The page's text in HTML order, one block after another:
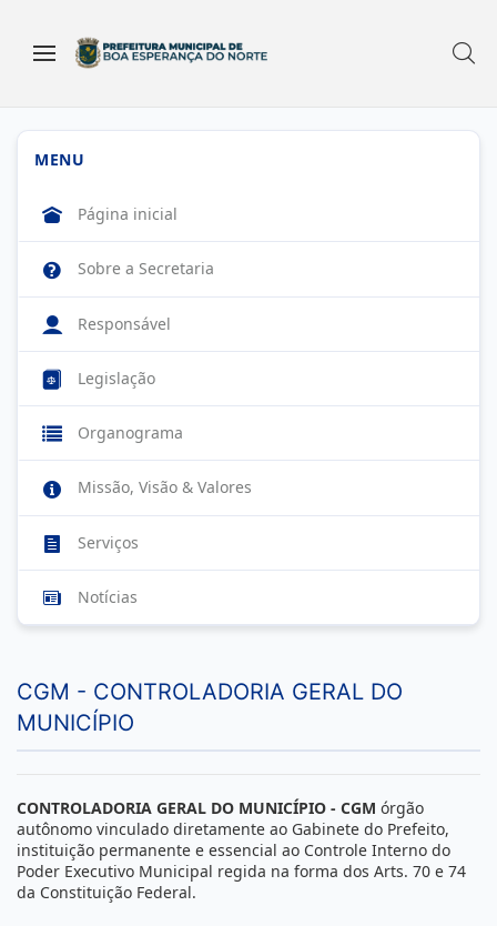
MENU
Página inicial
Sobre a Secretaria
Responsável
Legislação
Organograma
Missão, Visão & Valores
Serviços
Notícias
CGM - CONTROLADORIA GERAL DO
MUNICÍPIO
CONTROLADORIA GERAL DO MUNICÍPIO - CGM órgão
autônomo vinculado diretamente ao Gabinete do Prefeito,
instituição permanente e essencial ao Controle Interno do
Poder Executivo Municipal regida na forma dos Arts. 70 e 74
da Constituição Federal.